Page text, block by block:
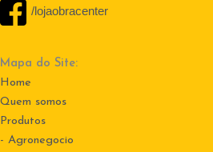
/lojaobracenter
Mapa do Site:
Home
Quem somos
Produtos
- Agronegocio